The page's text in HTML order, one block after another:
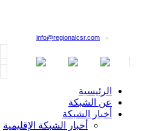
info@regionalcsr.com
الرئيسية
عن الشبكة
أخبار الشبكة
أخبار الشبكة الإقليمية